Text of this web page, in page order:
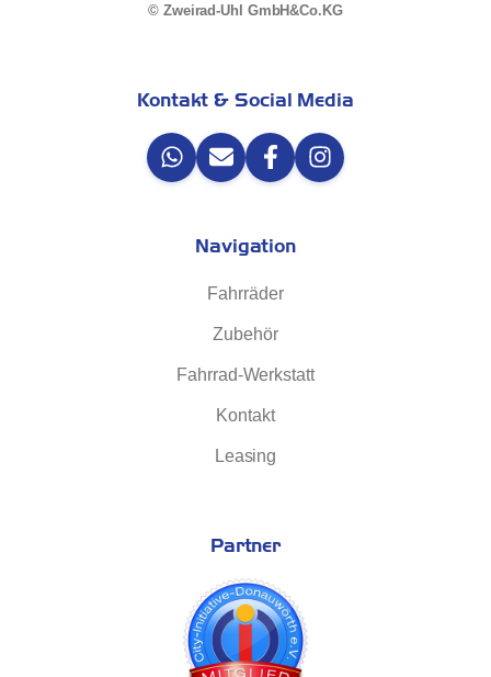
© Zweirad-Uhl GmbH&Co.KG
Kontakt & Social Media
Navigation
Fahrräder
Zubehör
Fahrrad-Werkstatt
Kontakt
Leasing
Partner